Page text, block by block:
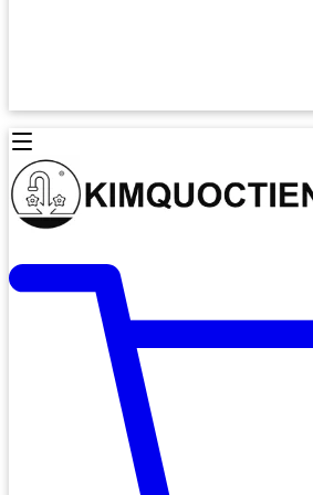
Lò Nướng Hafele
Máy Hút Khử Mùi
Máy Rửa Chén Bát
Máy Rửa Chén Âm
Máy Rửa Chén Bát 12
Máy Rửa Chén Bát Bán
Thiết Bị Vệ Sinh TOTO
Thiết Bị Vệ Sinh
Thiết Bị Vệ Sinh
Thiết Bị Vệ Sinh
Thiết Bị Bếp